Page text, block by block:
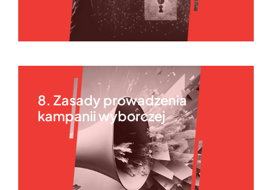
8. Zasady prowadzenia
kampanii wyborczej